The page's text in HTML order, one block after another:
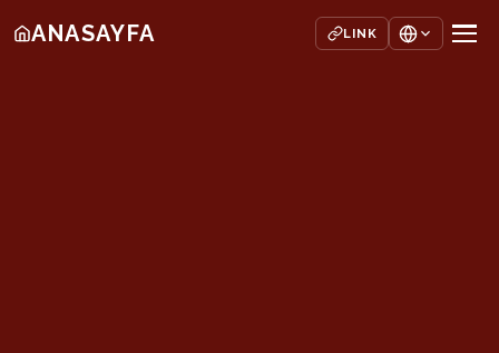
ANASAYFA LINK